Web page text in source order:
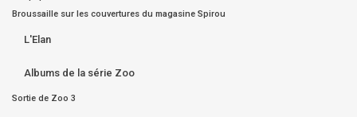
Broussaille sur les couvertures du magasine Spirou
L'Elan
Albums de la série Zoo
Sortie de Zoo 3